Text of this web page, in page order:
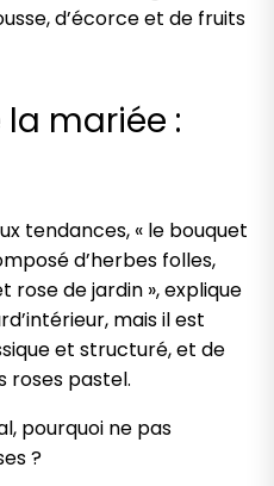
d’écorce et de fruits
mariée :
tendances, « le bouquet
d’herbes folles,
rose de jardin », explique
mais il est
et structuré, et de
roses pastel.
pourquoi ne pas
?